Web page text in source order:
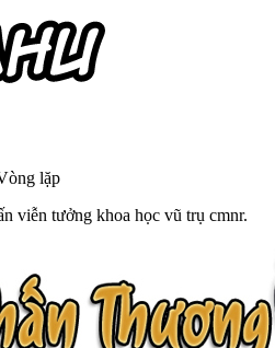
lặp
viễn tưởng khoa học vũ trụ cmnr.